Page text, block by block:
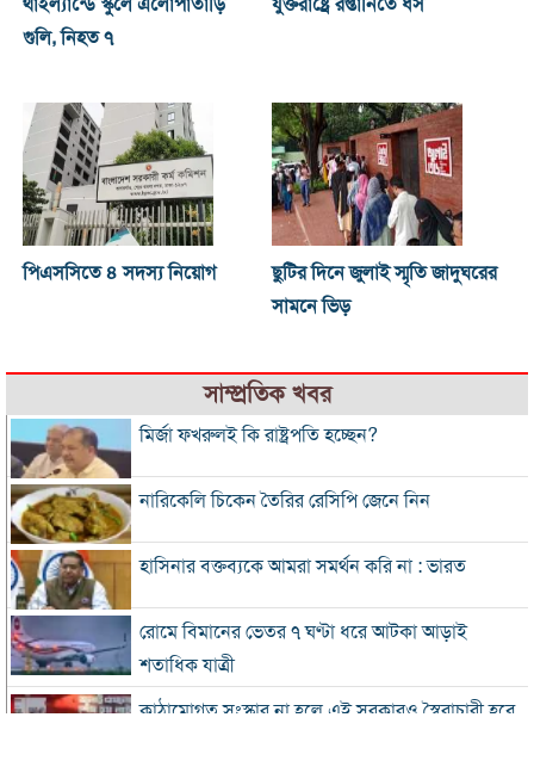
থাইল্যান্ডে স্কুলে এলোপাতাড়ি
গুলি, নিহত ৭
যুক্তরাষ্ট্রে রপ্তানিতে ধস
পিএসসিতে ৪ সদস্য নিয়োগ
ছুটির দিনে জুলাই স্মৃতি জাদুঘরের
সামনে ভিড়
সাম্প্রতিক খবর
মির্জা ফখরুলই কি রাষ্ট্রপতি হচ্ছেন?
নারিকেলি চিকেন তৈরির রেসিপি জেনে নিন
হাসিনার বক্তব্যকে আমরা সমর্থন করি না : ভারত
রোমে বিমানের ভেতর ৭ ঘণ্টা ধরে আটকা আড়াই
শতাধিক যাত্রী
কাঠামোগত সংস্কার না হলে এই সরকারও স্বৈরাচারী হবে